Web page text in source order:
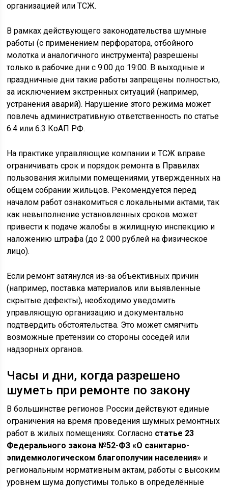
организацией или ТСЖ.
В рамках действующего законодательства шумные
работы (с применением перфоратора, отбойного
молотка и аналогичного инструмента) разрешены
только в рабочие дни с 9:00 до 19:00. В выходные и
праздничные дни такие работы запрещены полностью,
за исключением экстренных ситуаций (например,
устранения аварий). Нарушение этого режима может
повлечь административную ответственность по статье
6.4 или 6.3 КоАП РФ.
На практике управляющие компании и ТСЖ вправе
ограничивать срок и порядок ремонта в Правилах
пользования жилыми помещениями, утвержденных на
общем собрании жильцов. Рекомендуется перед
началом работ ознакомиться с локальными актами, так
как невыполнение установленных сроков может
привести к подаче жалобы в жилищную инспекцию и
наложению штрафа (до 2 000 рублей на физическое
лицо).
Если ремонт затянулся из-за объективных причин
(например, поставка материалов или выявленные
скрытые дефекты), необходимо уведомить
управляющую организацию и документально
подтвердить обстоятельства. Это может смягчить
возможные претензии со стороны соседей или
надзорных органов.
Часы и дни, когда разрешено
шуметь при ремонте по закону
В большинстве регионов России действуют единые
ограничения на время проведения шумных ремонтных
работ в жилых помещениях. Согласно статье 23
Федерального закона №52-ФЗ «О санитарно-
эпидемиологическом благополучии населения» и
региональным нормативным актам, работы с высоким
уровнем шума допустимы только в определённые